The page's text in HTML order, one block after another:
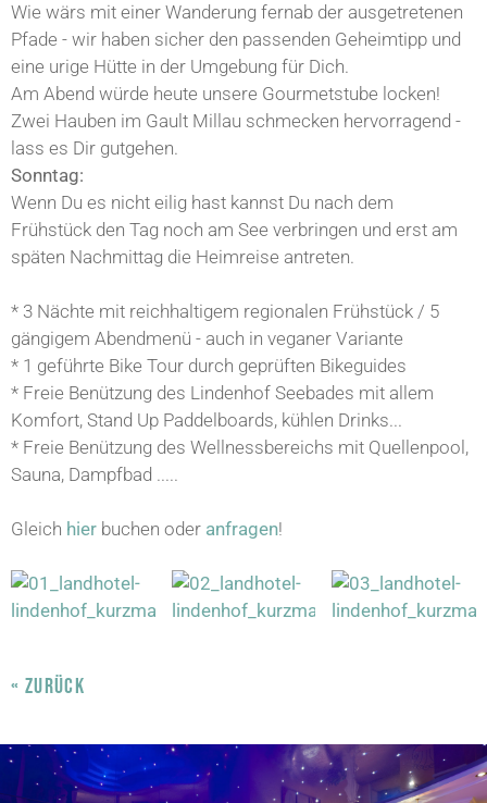
Wie wärs mit einer Wanderung fernab der ausgetretenen
Pfade - wir haben sicher den passenden Geheimtipp und
eine urige Hütte in der Umgebung für Dich.
Am Abend würde heute unsere Gourmetstube locken!
Zwei Hauben im Gault Millau schmecken hervorragend -
lass es Dir gutgehen.
Sonntag:
Wenn Du es nicht eilig hast kannst Du nach dem
Frühstück den Tag noch am See verbringen und erst am
späten Nachmittag die Heimreise antreten.
* 3 Nächte mit reichhaltigem regionalen Frühstück / 5
gängigem Abendmenü - auch in veganer Variante
* 1 geführte Bike Tour durch geprüften Bikeguides
* Freie Benützung des Lindenhof Seebades mit allem
Komfort, Stand Up Paddelboards, kühlen Drinks...
* Freie Benützung des Wellnessbereichs mit Quellenpool,
Sauna, Dampfbad .....
Gleich hier buchen oder anfragen!
« ZURÜCK